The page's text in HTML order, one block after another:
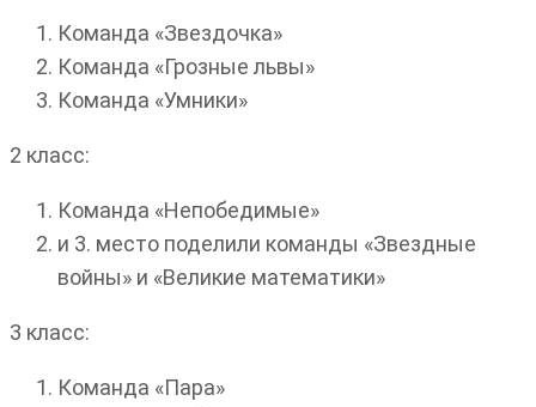
Команда «Звездочка»
Команда «Грозные львы»
Команда «Умники»
2 класс:
Команда «Непобедимые»
и 3. место поделили команды «Звездные
войны» и «Великие математики»
3 класс:
Команда «Пара»